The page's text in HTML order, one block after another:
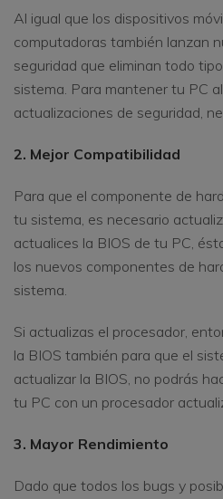
Al igual que los dispositivos
computadoras también lanzan
seguridad que eliminan todo
sistema. Para mantener tu PC
actualizaciones de seguridad,
2. Mejor Compatibilidad
Para que el componente de
tu sistema, es necesario
actualices la BIOS de tu PC,
los nuevos componentes de
sistema.
Si actualizas el procesador,
la BIOS también para que el
actualizar la BIOS, no podrás
tu PC con un procesador
3. Mayor Rendimiento
Dado que todos los bugs y